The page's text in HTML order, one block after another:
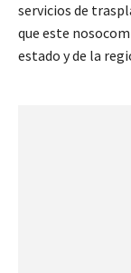
servicios de
que este
estado y de la